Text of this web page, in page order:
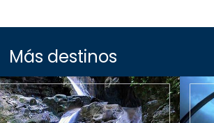
Más destinos